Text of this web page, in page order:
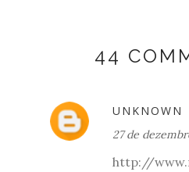
44
UNKNOWN
27 de
http://